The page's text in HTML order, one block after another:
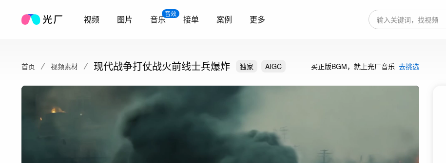
视频 图片
音效
音乐 接单 案例 更多
首页 视频素材 现代战争打仗战火前线士兵爆炸 独家 AIGC 买正版BGM，就上光厂音乐 去挑选